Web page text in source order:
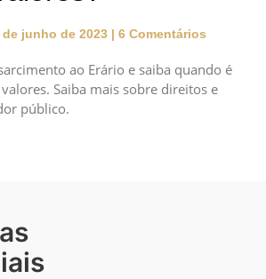
de junho de 2023 6 Comentários
ao Erário e saiba quando é
Saiba mais sobre direitos e
público.